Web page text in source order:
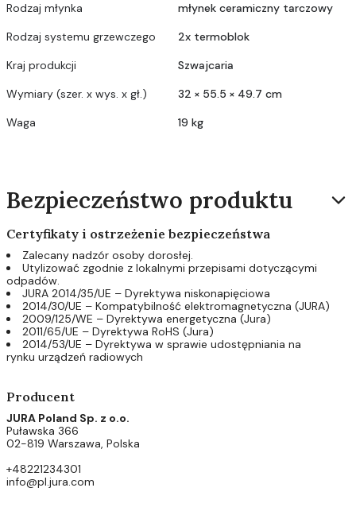
Rodzaj młynka
młynek ceramiczny tarczowy
Rodzaj systemu grzewczego
2x termoblok
Kraj produkcji
Szwajcaria
Wymiary (szer. x wys. x gł.)
32 × 55.5 × 49.7 cm
Waga
19 kg
Bezpieczeństwo produktu
Certyfikaty i ostrzeżenie bezpieczeństwa
Zalecany nadzór osoby dorosłej.
Utylizować zgodnie z lokalnymi przepisami dotyczącymi
odpadów.
JURA 2014/35/UE – Dyrektywa niskonapięciowa
2014/30/UE – Kompatybilność elektromagnetyczna (JURA)
2009/125/WE – Dyrektywa energetyczna (Jura)
2011/65/UE – Dyrektywa RoHS (Jura)
2014/53/UE – Dyrektywa w sprawie udostępniania na
rynku urządzeń radiowych
Producent
JURA Poland Sp. z o.o.
Puławska 366
02-819 Warszawa, Polska
+48221234301
info@pl.jura.com